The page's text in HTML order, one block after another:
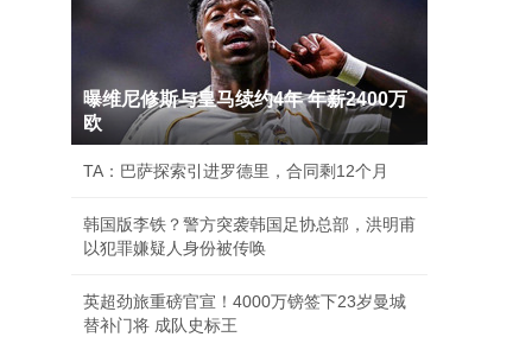
曝维尼修斯与皇马续约4年 年薪2400万
欧
TA：巴萨探索引进罗德里，合同剩12个月
韩国版李铁？警方突袭韩国足协总部，洪明甫
以犯罪嫌疑人身份被传唤
英超劲旅重磅官宣！4000万镑签下23岁曼城
替补门将 成队史标王